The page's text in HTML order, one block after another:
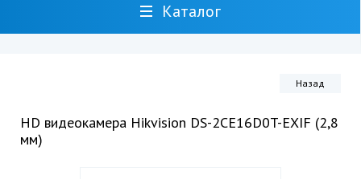
Каталог
Назад
HD видеокамера Hikvision DS-2CE16D0T-EXIF (2,8
мм)